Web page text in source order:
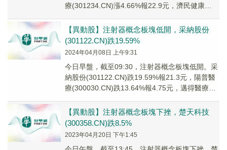
療(301234.CN)漲4.66%報22.9元，濟民健康
【異動股】注射器概念板塊低開，采納股份
(301122.CN)跌19.59%
2024年04月08日 上午9:31
今日早盤，截至09:30，注射器概念板塊低開。采
納股份(301122.CN)跌19.59%報21.3元，陽普醫
療(300030.CN)跌13.64%報4.75元，邁得醫療
【異動股】注射器概念板塊下挫，楚天科技
(300358.CN)跌8.5%
2023年04月20日 下午1:45